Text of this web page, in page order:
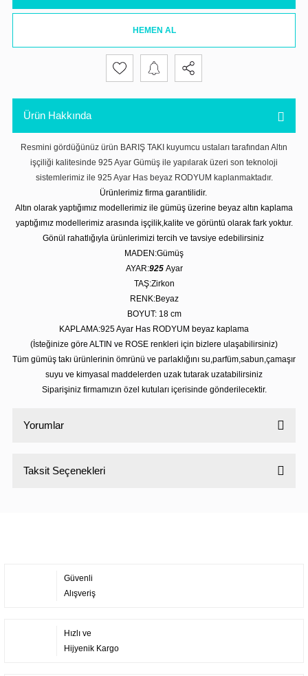
HEMEN AL
Ürün Hakkında
Resmini gördüğünüz ürün BARIŞ TAKI kuyumcu ustaları tarafından Altın
işçiliği kalitesinde 925 Ayar Gümüş ile yapılarak üzeri son teknoloji
sistemlerimiz ile 925 Ayar Has beyaz RODYUM kaplanmaktadır.
Ürünlerimiz firma garantilidir.
Altın olarak yaptığımız modellerimiz ile gümüş üzerine beyaz altın kaplama
yaptığımız modellerimiz arasında işçilik,kalite ve görüntü olarak fark yoktur.
Gönül rahatlığıyla ürünlerimizi tercih ve tavsiye edebilirsiniz
MADEN:Gümüş
AYAR:925 Ayar
TAŞ:Zirkon
RENK:Beyaz
BOYUT: 18 cm
KAPLAMA:925 Ayar Has RODYUM beyaz kaplama
(İsteğinize göre ALTIN ve ROSE renkleri için bizlere ulaşabilirsiniz)
Tüm gümüş takı ürünlerinin ömrünü ve parlaklığını su,parfüm,sabun,çamaşır
suyu ve kimyasal maddelerden uzak tutarak uzatabilirsiniz
Siparişiniz firmamızın özel kutuları içerisinde gönderilecektir.
Yorumlar
Taksit Seçenekleri
Güvenli
Alışveriş
Hızlı ve
Hijyenik Kargo